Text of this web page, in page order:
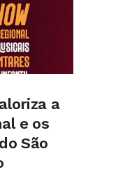
a
e os
São